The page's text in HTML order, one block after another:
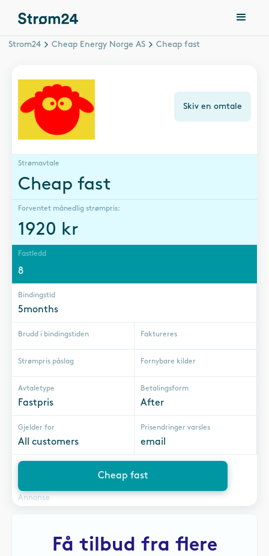
Strom24 Cheap Energy Norge AS Cheap fast
Skiv en omtale
Strømavtale
Cheap fast
Forventet månedlig strømpris:
1920 kr
Fastledd
8
Bindingstid
5months
Brudd i bindingstiden Faktureres
Strømpris påslag Fornybare kilder
Avtaletype
Fastpris
Betalingsform
After
Gjelder for
All customers
Prisendringer varsles
email
Cheap fast
Annonse
Få tilbud fra flere